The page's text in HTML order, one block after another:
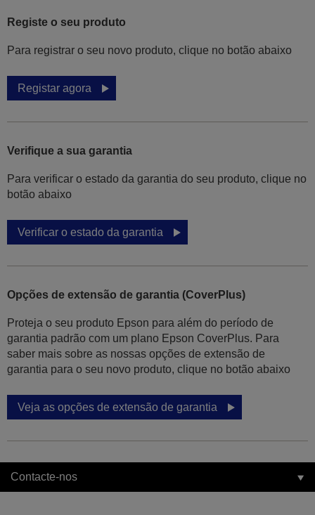
Registe o seu produto
Para registrar o seu novo produto, clique no botão abaixo
Registar agora
Verifique a sua garantia
Para verificar o estado da garantia do seu produto, clique no
botão abaixo
Verificar o estado da garantia
Opções de extensão de garantia (CoverPlus)
Proteja o seu produto Epson para além do período de
garantia padrão com um plano Epson CoverPlus. Para
saber mais sobre as nossas opções de extensão de
garantia para o seu novo produto, clique no botão abaixo
Veja as opções de extensão de garantia
Contacte-nos